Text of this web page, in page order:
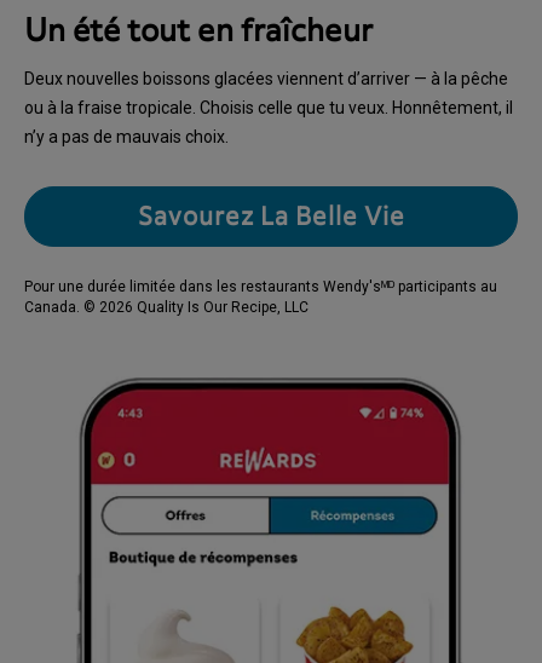
Un été tout en fraîcheur
Deux nouvelles boissons glacées viennent d’arriver — à la pêche
ou à la fraise tropicale. Choisis celle que tu veux. Honnêtement, il
n’y a pas de mauvais choix.
Savourez La Belle Vie
Pour une durée limitée dans les restaurants Wendy'sᴹᴰ participants au
Canada. © 2026 Quality Is Our Recipe, LLC